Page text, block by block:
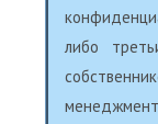
либо